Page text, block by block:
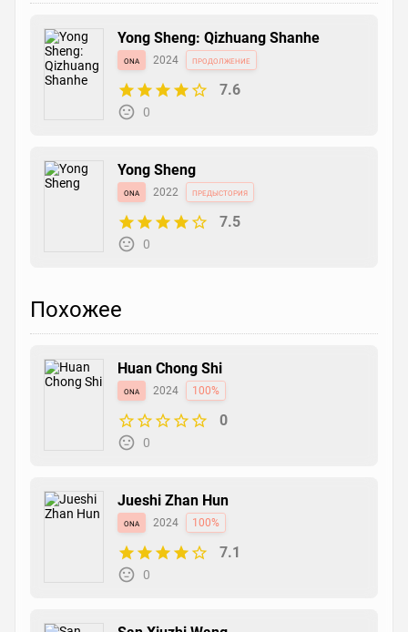
Yong Sheng: Qizhuang Shanhe
ona 2024 продолжение
7.6
0
Yong Sheng
ona 2022 предыстория
7.5
0
Похожее
Huan Chong Shi
ona 2024 100%
0
0
Jueshi Zhan Hun
ona 2024 100%
7.1
0